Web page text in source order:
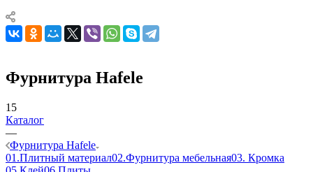
Фурнитура Hafele
15
Каталог
—
Фурнитура Hafele
01.Плитный материал02.Фурнитура мебельная03. Кромка